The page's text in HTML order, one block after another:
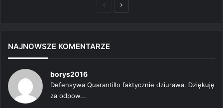
PoprzedniaNastępna
NAJNOWSZE KOMENTARZE
borys2016
Defensywa Quarantillo faktycznie dziurawa. Dziękuję
za odpow...